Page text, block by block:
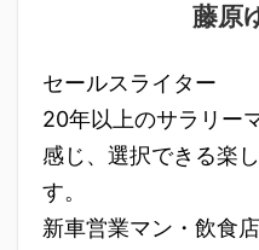
藤原
セールスライター
20年以上のサラリー
感じ、選択できる楽
す。
新車営業マン・飲食